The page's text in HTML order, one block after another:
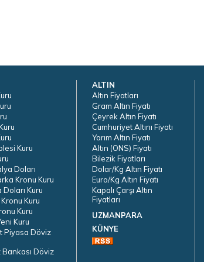
Kuru
Doları
Kronu Kuru
Kuru
Kuru
Kuru
Kuru
Piyasa Döviz
Döviz
ALTIN
Altın Fiyatları
Gram Altın Fiyatı
Çeyrek Altın Fiyatı
Cumhuriyet Altını Fiyatı
Yarım Altın Fiyatı
Altın (ONS) Fiyatı
Bilezik Fiyatları
Dolar/Kg Altın Fiyatı
Euro/Kg Altın Fiyatı
Kapalı Çarşı Altın
Fiyatları
UZMANPARA
KÜNYE